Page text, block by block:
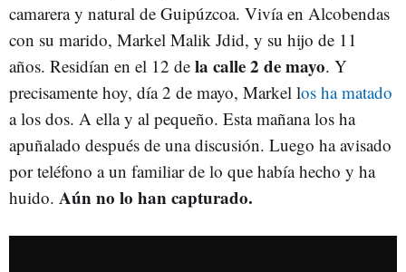
camarera y natural de Guipúzcoa. Vivía en Alcobendas
con su marido, Markel Malik Jdid, y su hijo de 11
años. Residían en el 12 de la calle 2 de mayo. Y
precisamente hoy, día 2 de mayo, Markel los ha matado
a los dos. A ella y al pequeño. Esta mañana los ha
apuñalado después de una discusión. Luego ha avisado
por teléfono a un familiar de lo que había hecho y ha
huido. Aún no lo han capturado.